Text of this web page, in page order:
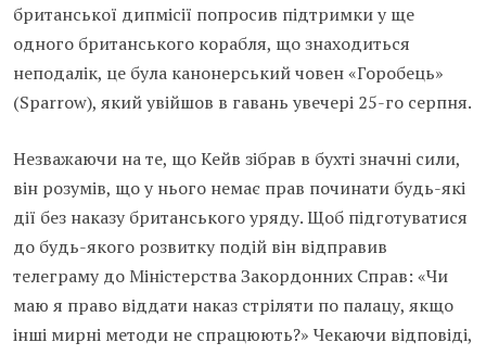
британської дипмісії попросив підтримки у ще
одного британського корабля, що знаходиться
неподалік, це була канонерський човен «Горобець»
(Sparrow), який увійшов в гавань увечері 25-го серпня.
Незважаючи на те, що Кейв зібрав в бухті значні сили,
він розумів, що у нього немає прав починати будь-які
дії без наказу британського уряду. Щоб підготуватися
до будь-якого розвитку подій він відправив
телеграму до Міністерства Закордонних Справ: «Чи
маю я право віддати наказ стріляти по палацу, якщо
інші мирні методи не спрацюють?» Чекаючи відповіді,